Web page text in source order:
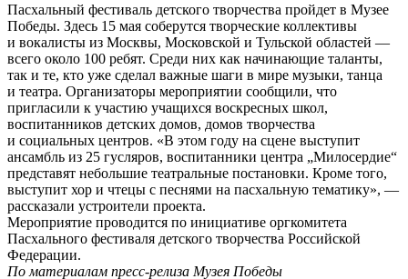
Пасхальный фестиваль детского творчества пройдет в Музее
Победы. Здесь 15 мая соберутся творческие коллективы
и вокалисты из Москвы, Московской и Тульской областей —
всего около 100 ребят. Среди них как начинающие таланты,
так и те, кто уже сделал важные шаги в мире музыки, танца
и театра. Организаторы мероприятии сообщили, что
пригласили к участию учащихся воскресных школ,
воспитанников детских домов, домов творчества
и социальных центров. «В этом году на сцене выступит
ансамбль из 25 гусляров, воспитанники центра „Милосердие“
представят небольшие театральные постановки. Кроме того,
выступит хор и чтецы с песнями на пасхальную тематику», —
рассказали устроители проекта.
Мероприятие проводится по инициативе оргкомитета
Пасхального фестиваля детского творчества Российской
Федерации.
По материалам пресс-релиза Музея Победы